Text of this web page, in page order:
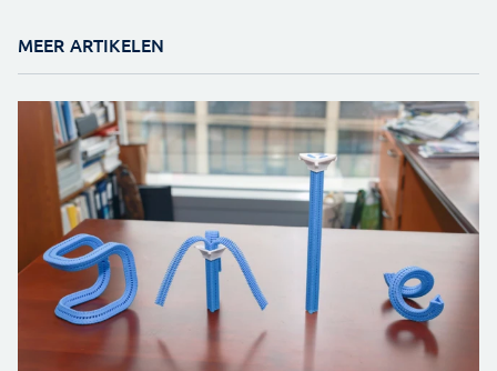
MEER ARTIKELEN